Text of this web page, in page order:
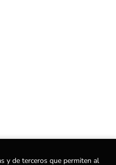
y de terceros que permiten al